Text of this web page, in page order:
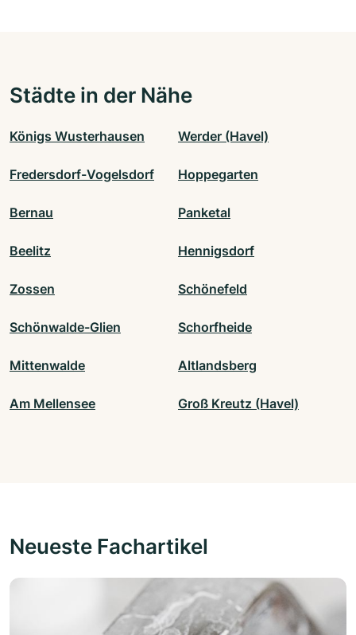
Städte in der Nähe
Königs Wusterhausen Werder (Havel)
Fredersdorf-Vogelsdorf Hoppegarten
Bernau Panketal
Beelitz Hennigsdorf
Zossen Schönefeld
Schönwalde-Glien Schorfheide
Mittenwalde Altlandsberg
Am Mellensee Groß Kreutz (Havel)
Neueste Fachartikel